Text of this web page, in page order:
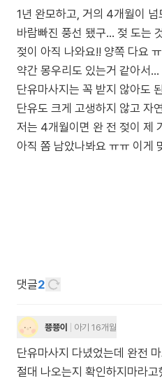
1년 완모하고, 거의 4개월이
바람빠진 풍선 됐구... 젖 도는
젖이 아직 나와요!! 양쪽 다요
약간 몽우리도 있는거 같아서
단유마사지는 꼭 받지 않아도
단유도 크게 고생하지 않고 자
저는 4개월이면 완 전 젖이 제
아직 쫌 남았나봐요 ㅠㅠ 이게
댓글2
쭁쭁이 아기 16개월
단유마사지 다녔었는데 완전
절대 나오는지 확인하지마라고